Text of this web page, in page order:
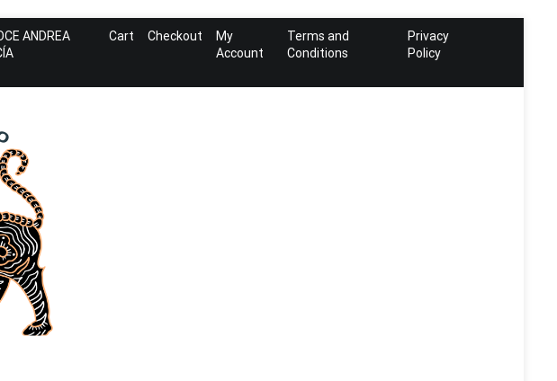
ANDREA
Cart Checkout
My
Account
Terms and
Conditions
Privacy
Policy